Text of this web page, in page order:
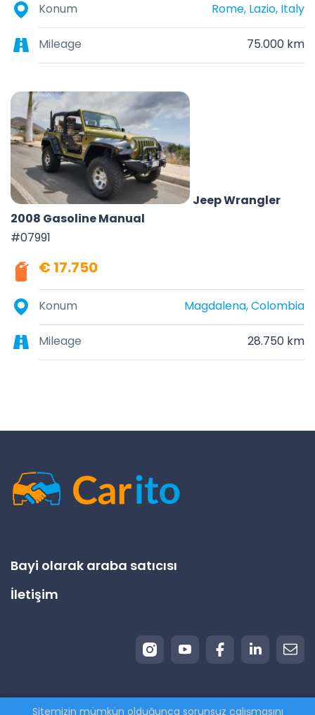
Konum Rome, Lazio, Italy
Mileage 75.000 km
Jeep Wrangler
2008 Gasoline Manual
#07991
€ 17.750
Konum Magdalena, Colombia
Mileage 28.750 km
Bayi olarak araba satıcısı
İletişim
Sitemizin mümkün olduğunca sorunsuz çalışmasını